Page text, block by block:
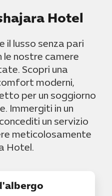
Hotel
il lusso senza pari
le nostre camere
Scopri una
moderni,
per un soggiorno
Immergiti in un
un servizio
meticolosamente
Hotel.